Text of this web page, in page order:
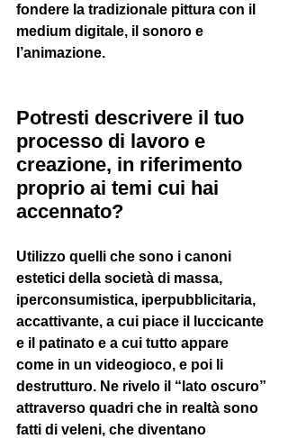
fondere la tradizionale pittura con il
medium digitale, il sonoro e
l’animazione.
Potresti descrivere il tuo
processo di lavoro e
creazione, in riferimento
proprio ai temi cui hai
accennato?
Utilizzo quelli che sono i canoni
estetici della società di massa,
iperconsumistica, iperpubblicitaria,
accattivante, a cui piace il luccicante
e il patinato e a cui tutto appare
come in un videogioco, e poi li
destrutturo. Ne rivelo il “lato oscuro”
attraverso quadri che in realtà sono
fatti di veleni, che diventano